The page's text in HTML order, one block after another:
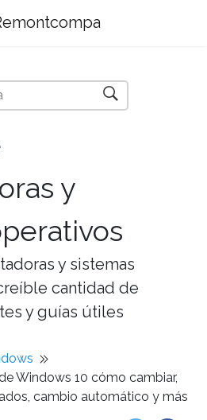
y
y sistemas
cantidad de
y guías útiles
Windows 10 cómo cambiar,
cambio automático y más